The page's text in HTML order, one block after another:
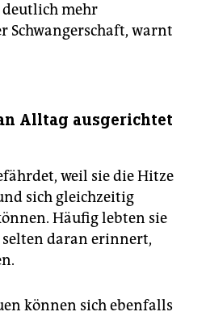
deutlich mehr
Schwangerschaft, warnt
Alltag ausgerichtet
weil sie die Hitze
sich gleichzeitig
Häufig lebten sie
daran erinnert,
können sich ebenfalls